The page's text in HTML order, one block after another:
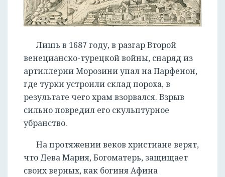
Лишь в 1687 году, в разгар Второй
венецианско-турецкой войны, снаряд из
артиллерии Морозини упал на Парфенон,
где турки устроили склад пороха, в
результате чего храм взорвался. Взрыв
сильно повредил его скульптурное
убранство.
На протяжении веков христиане верят,
что Дева Мария, Богоматерь, защищает
своих верных, как богиня Афина